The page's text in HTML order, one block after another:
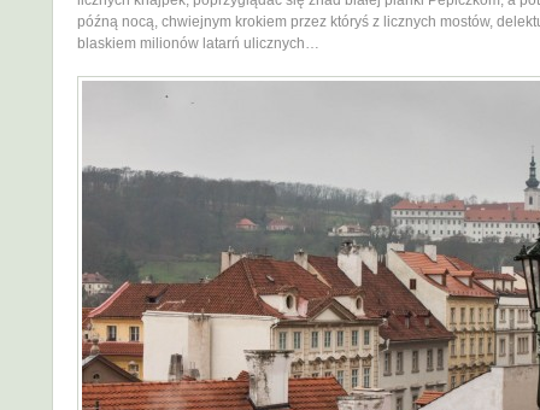
późną nocą, chwiejnym krokiem przez któryś z licznych mostów,
blaskiem milionów latarń ulicznych…